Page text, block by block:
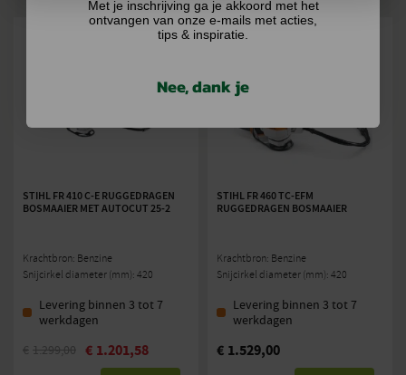
STIHL FR 410 C-E RUGGEDRAGEN
BOSMAAIER MET AUTOCUT 25-2
Krachtbron: Benzine
Snijcirkel diameter (mm): 420
Levering binnen 3 tot 7
werkdagen
€ 1.299,00 € 1.201,58
STIHL FR 460 TC-EFM
RUGGEDRAGEN BOSMAAIER
Krachtbron: Benzine
Snijcirkel diameter (mm): 420
Levering binnen 3 tot 7
werkdagen
€ 1.529,00
Met je inschrijving ga je akkoord met het
ontvangen van onze e-mails met acties,
tips & inspiratie.
Nee, dank je